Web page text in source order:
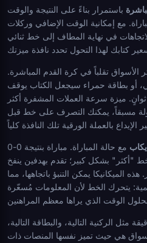
باستمرار بناءً على النتيجة والوقت
مع إمكانية الوقت الإضافي وركلات
في نهاية المطاف إلى خط ثنائي
الأسواق تقلباً في كرة القدم المباشرة.
أو بطاقة حمراء سيجعل الكتاب يوقف
ثوانٍ. ميزة سرعة العملات المشفرة أكثر
مسبقاً، يمكنك التصرف على خط قبل
مع حالة المباراة. مباراة بنتيجة 0-0
70 تضغط خط "أكثر" بشكل كبير؛ تقدم بهدفين ينفخ
الميكانيكا يمكن التنبؤ باتجاهها، مما
يتحرك الخط لأن المعلومات مُسعّرة
مثل الركنية التالية، والبطاقة التالية،
هي حيث تميز نفسها المنصات ذات